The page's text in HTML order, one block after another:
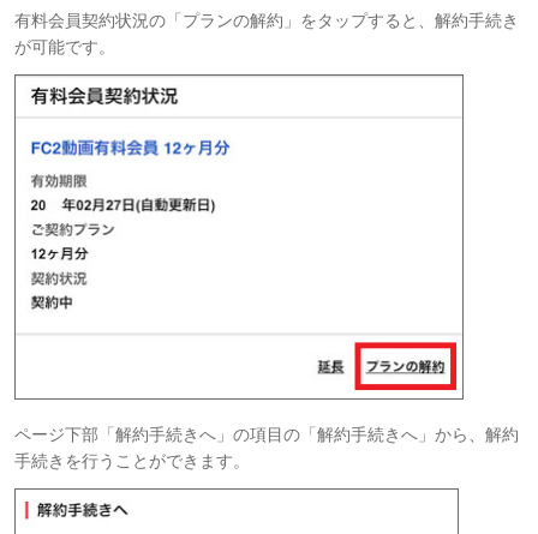
有料会員契約状況の「プランの解約」をタップすると、解約手続き
が可能です。
ページ下部「解約手続きへ」の項目の「解約手続きへ」から、解約
手続きを行うことができます。